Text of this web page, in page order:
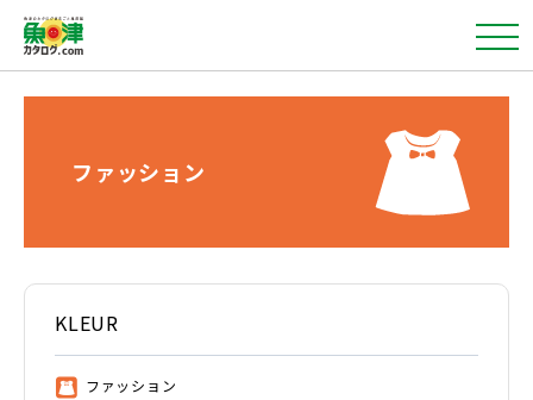
ファッション
KLEUR
③ ファッション